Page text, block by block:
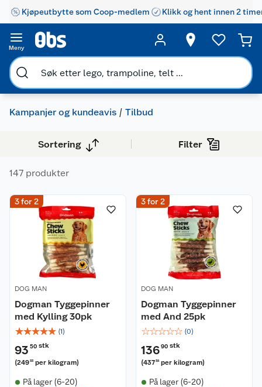
Kjøpeutbytte som Coop-medlem Klikk og hent innen 2
Meny
Kampanjer og kundeavis Tilbud
Sortering Filter
147 produkter
3 for 2
DOG MAN
Dogman Tyggepinner
med Kylling 30pk
☆☆☆☆☆ (1)
93 50 stk
(24933 per kilogram)
På lager (6-20)
3 for 2
DOG MAN
Dogman Tyggepinner
med And 25pk
☆☆☆☆☆ (0)
13690 stk
(43738 per kilogram)
På lager (6-20)